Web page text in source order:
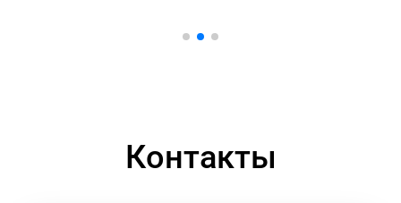
Контакты